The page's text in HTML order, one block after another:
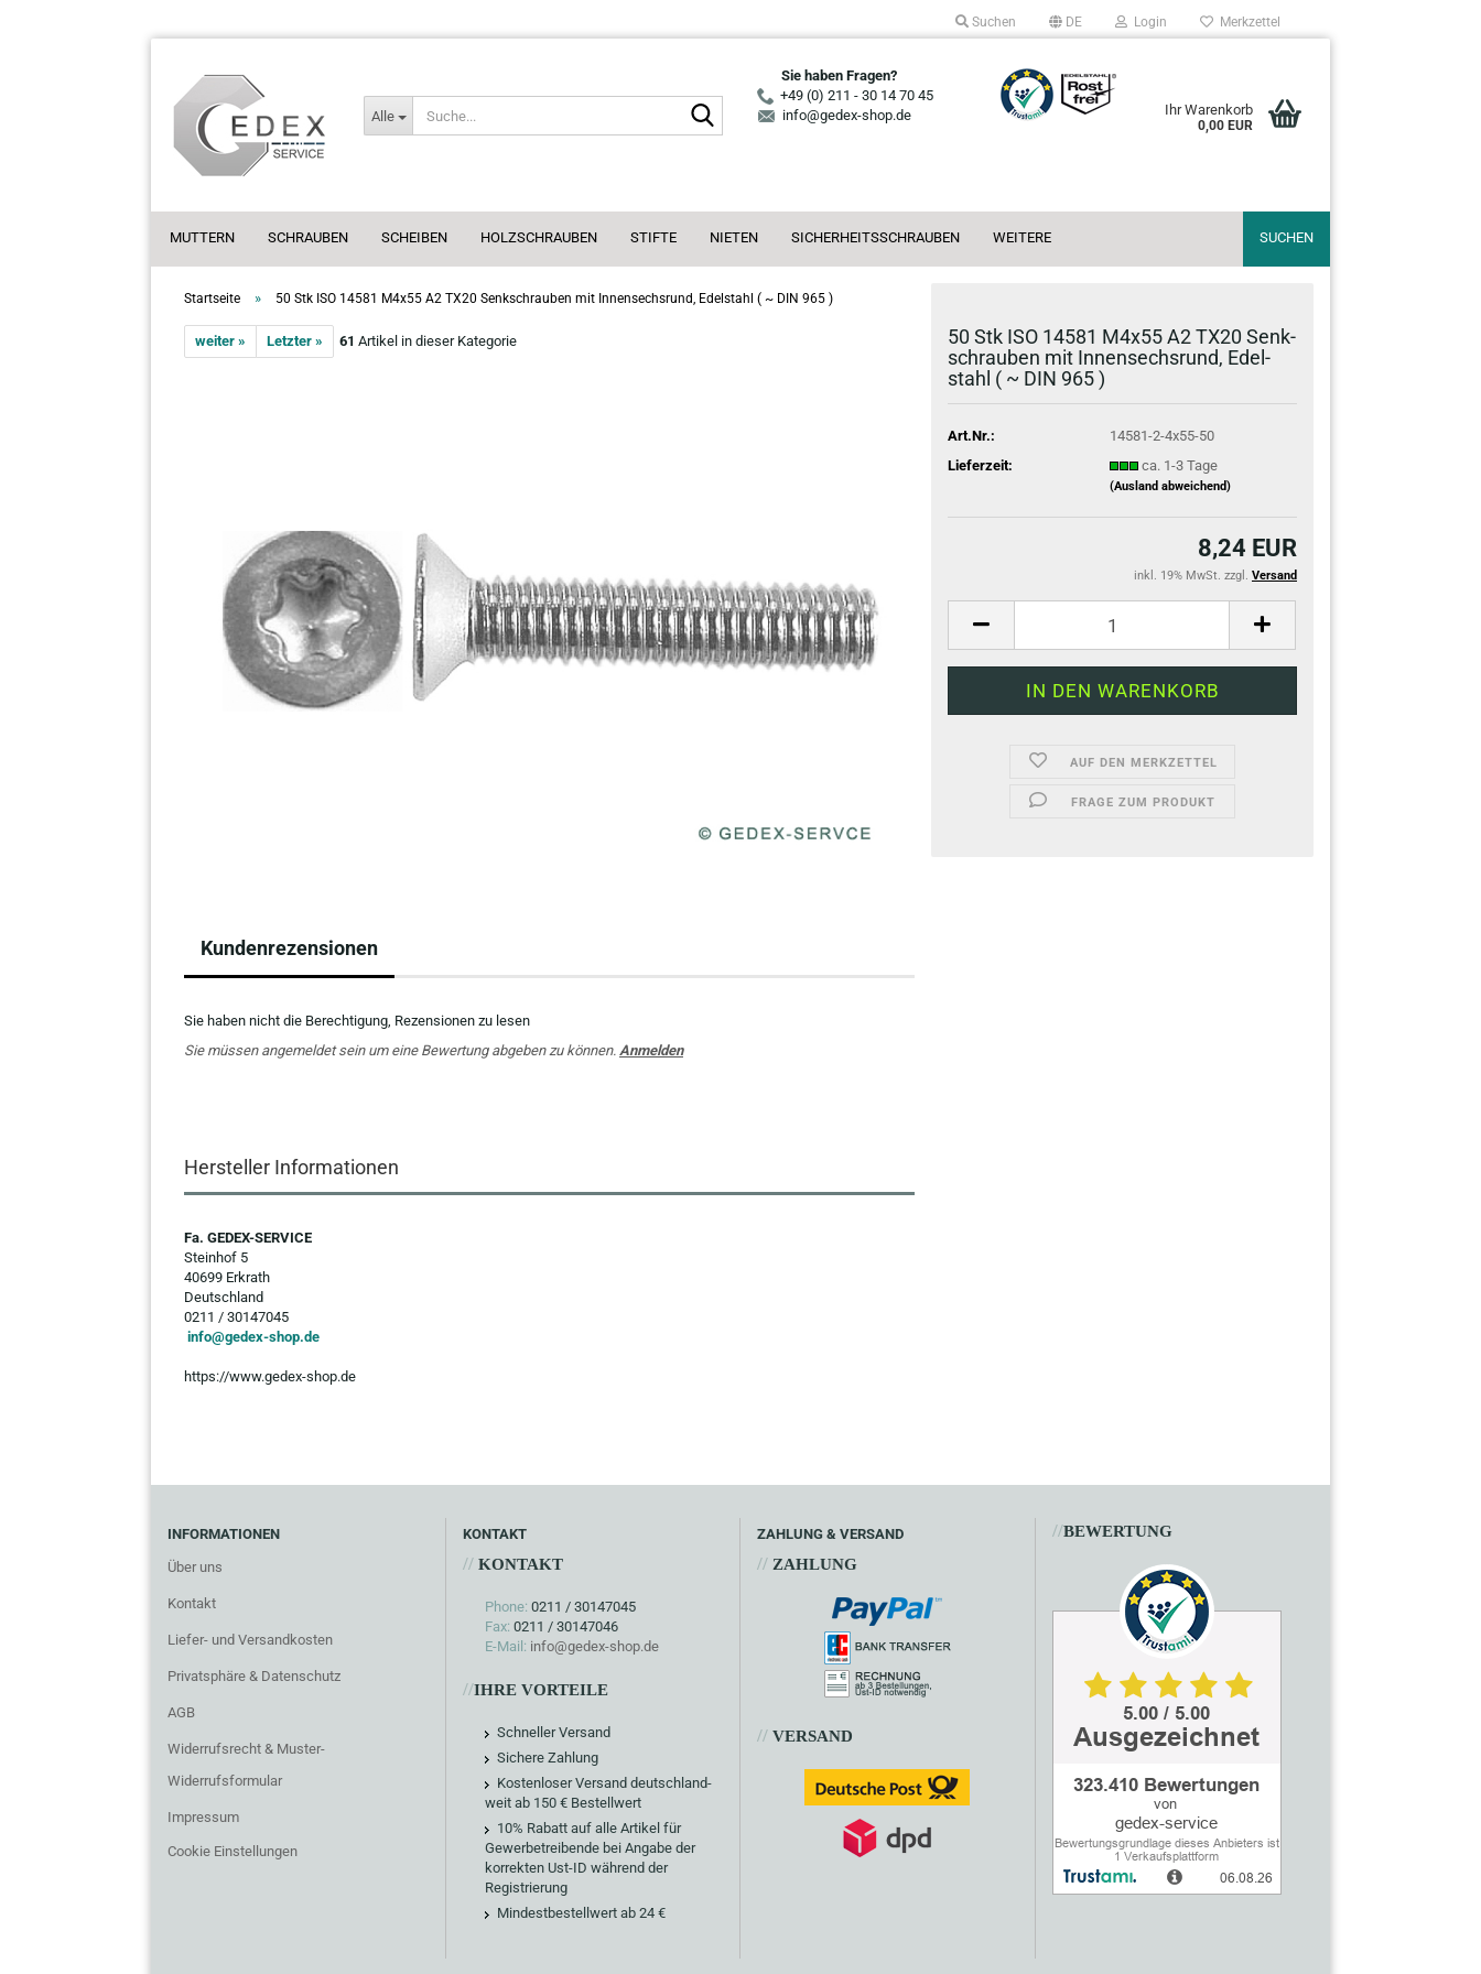
Suchen DE Login Merkzettel
Alle
Suche...
Sie haben Fragen?
+49 (0) 211 - 30 14 70 45
info@gedex-shop.de
Ihr Warenkorb
0,00 EUR
MUTTERN SCHRAUBEN SCHEIBEN HOLZSCHRAUBEN STIFTE NIETEN SICHERHEITSSCHRAUBEN SUCHEN
WEITERE
Startseite » 50 Stk ISO 14581 M4x55 A2 TX20 Senkschrauben mit Innensechsrund, Edelstahl ( ~ DIN 965 )
weiter » Letzter » 61 Artikel in dieser Kategorie
50 Stk ISO 14581 M4x55 A2 TX20 Senk­
schrau­ben mit In­nen­sechs­rund, Edel­
stahl ( ~ DIN 965 )
Art.Nr.:
14581-2-4x55-50
Lieferzeit:
ca. 1-3 Tage
(Ausland abweichend)
8,24 EUR
inkl. 19% MwSt. zzgl. Versand
AUF DEN MERKZETTEL
FRAGE ZUM PRODUKT
Kundenrezensionen
Sie haben nicht die Berechtigung, Rezensionen zu lesen
Sie müssen angemeldet sein um eine Bewertung abgeben zu können. Anmelden
Hersteller Informationen
Fa. GEDEX-SERVICE
Steinhof 5
40699 Erkrath
Deutschland
0211 / 30147045
info@gedex-shop.de
https://www.gedex-shop.de
INFORMATIONEN
Über uns
Kontakt
Liefer- und Versandkosten
Privatsphäre & Datenschutz
AGB
Widerrufsrecht & Muster-
Widerrufsformular
Impressum
Cookie Einstellungen
KONTAKT
//KONTAKT
Phone: 0211 / 30147045
Fax: 0211 / 30147046
E-Mail: info@gedex-shop.de
//IHRE VORTEILE
Schneller Versand
Sichere Zahlung
Kostenloser Versand deutschland-
weit ab 150 € Bestellwert
10% Rabatt auf alle Artikel für
Gewerbetreibende bei Angabe der
korrekten Ust-ID während der
Registrierung
Mindestbestellwert ab 24 €
ZAHLUNG & VERSAND
// ZAHLUNG
// VERSAND
//BEWERTUNG